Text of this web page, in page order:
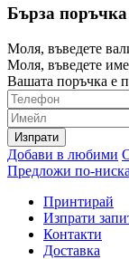
Бърза поръчка
Моля, въведете
Моля, въведете
Вашата поръчка е
Изпрати
Добави в любими
Предложи по-
Принтирай
Изпрати
Контакти
Доставка